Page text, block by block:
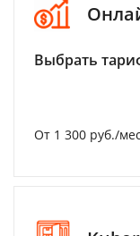
Выбрать
От 1 300 руб./